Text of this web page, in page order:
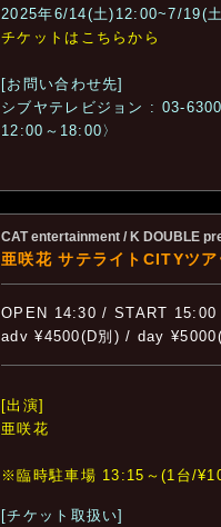
2025年6/14(土)12:00~7/19(
チケットはこちらから
[お問い合わせ先]
シブヤテレビジョン : 03-
12:00～18:00〉
CAT entertainment / K DOUBLE
亜咲花 サテライトCITYツ
OPEN 14:30 / START 15:00
adv ¥4500(D別) / day
[出演]
亜咲花
※臨時駐車場 13:15～(1台/
[チケット取扱い]